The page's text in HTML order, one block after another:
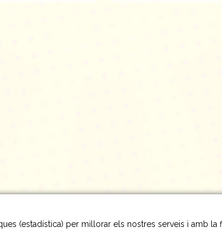
(estadística) per millorar els nostres serveis i amb